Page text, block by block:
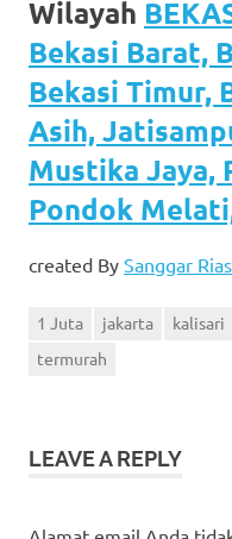
Wilayah
Bekasi Barat,
Bekasi Timur,
Asih,
Mustika Jaya,
Pondok
created By Sanggar
1 Juta jakarta kalisari
termurah
LEAVE A REPLY